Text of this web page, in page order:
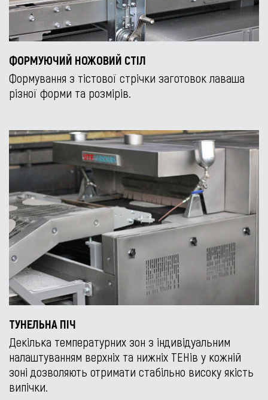
ФОРМУЮЧИЙ НОЖОВИЙ СТІЛ
Формування з тістової стрічки заготовок лаваша
різної форми та розмірів.
ТУНЕЛЬНА ПІЧ
Декілька температурних зон з індивідуальним
налаштуванням верхніх та нижніх ТЕНів у кожній
зоні дозволяють отримати стабільно високу якість
випічки.